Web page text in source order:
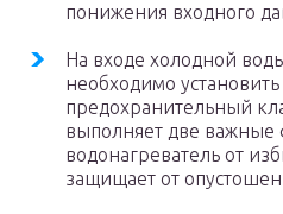
понижения входного
На входе холодной
необходимо
предохранительный
выполняет две
водонагреватель от
защищает от